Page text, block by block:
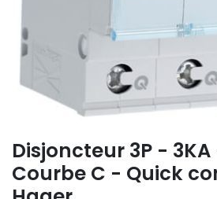
Disjoncteur 3P -
Courbe C - Quick